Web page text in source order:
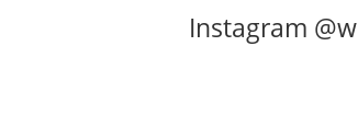
Instagram